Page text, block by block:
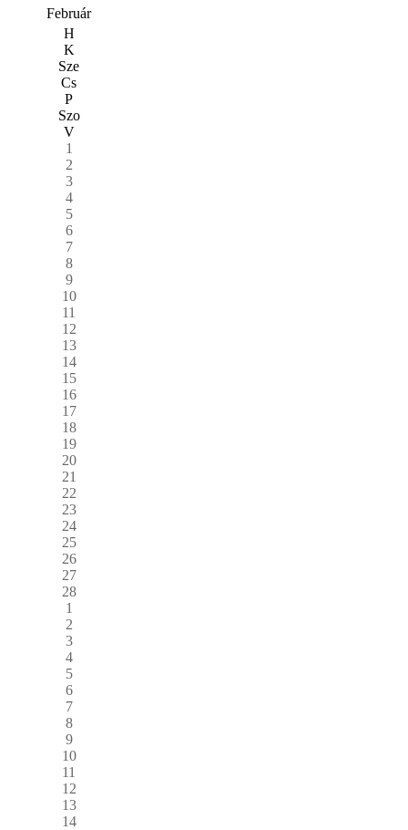
Február
H
K
Sze
Cs
P
Szo
V
1
2
3
4
5
6
7
8
9
10
11
12
13
14
15
16
17
18
19
20
21
22
23
24
25
26
27
28
1
2
3
4
5
6
7
8
9
10
11
12
13
14